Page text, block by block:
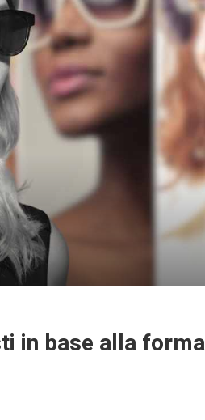
in base alla forma